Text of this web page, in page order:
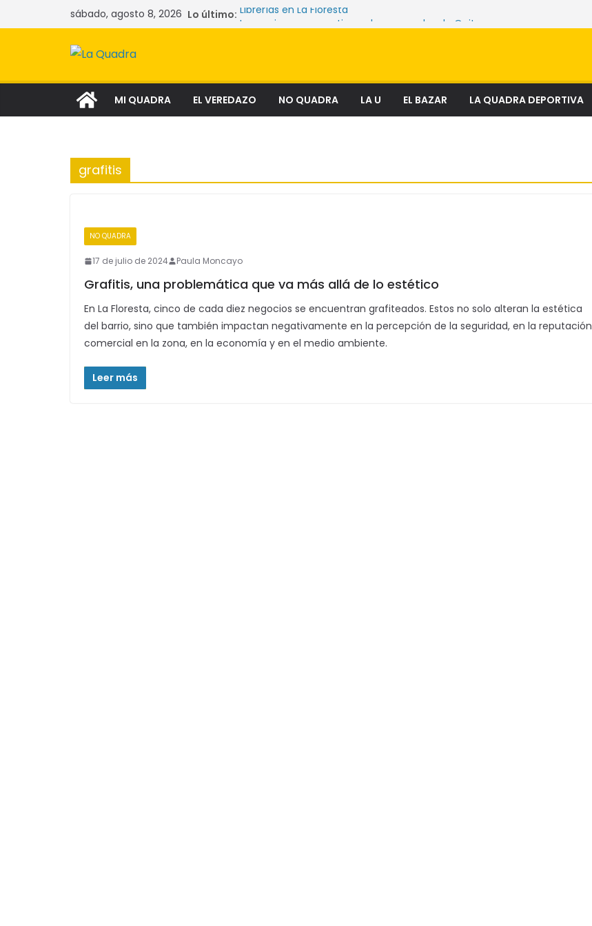
al
sábado, agosto 8, 2026 Lo último: Librerías en La Floresta
Las mujeres que sostienen los mercados de Quito
aspiración social
Tecnología y lectura
MI QUADRA EL VEREDAZO NO QUADRA LA U EL BAZAR LA QUADRA DEPORTIVA
grafitis
NO QUADRA
17 de julio de 2024 Paula Moncayo
Grafitis, una problemática que va más allá de lo estético
En La Floresta, cinco de cada diez negocios se encuentran grafiteados. Estos no solo alteran la estética
del barrio, sino que también impactan negativamente en la percepción de la seguridad, en la reputación
comercial en la zona, en la economía y en el medio ambiente.
Leer más